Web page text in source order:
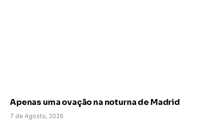
Apenas uma ovação na noturna de Madrid
7 de Agosto, 2026